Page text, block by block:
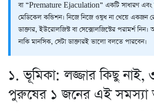
বা “Premature Ejaculation” একটি সাধারণ এবং
মেডিকেল কন্ডিশন। নিজে নিজে ওষুধ না খেয়ে একজন
ডাক্তার, ইউরোলজিস্ট বা সেক্সোলজিস্টের পরামর্শ
নাকি মানসিক, সেটা ডাক্তারই ভালো বলতে পারবেন।
১. ভূমিকা: লজ্জার কিছু
পুরুষের ১ জনের এই